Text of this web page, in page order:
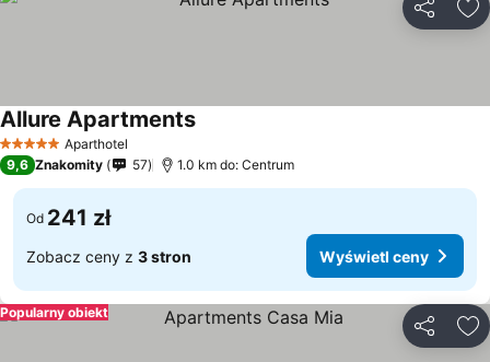
5 KategoriaAparthotel
Allure Apartments
9,6 Znakomity 57 1.0 km do: Centrum
Od 241 zł
Zobacz ceny z 3 stron Wyświetl ceny
Popularny obiekt